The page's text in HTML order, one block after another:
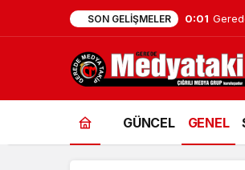
SON GELIŞMELER 0:01
GÜNCEL GENEL